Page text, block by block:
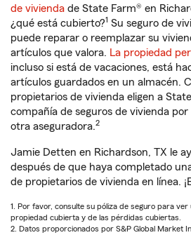
de vivienda de State Farm® en
¿qué está cubierto?1 Su seguro de
puede reparar o reemplazar su
artículos que valora. La propiedad
incluso si está de vacaciones, está
artículos guardados en un almacén.
propietarios de vivienda eligen a
compañía de seguros de vivienda
otra aseguradora.2
Jamie Detten en Richardson, TX le
después de que haya completado
de propietarios de vivienda en línea.
1. Por favor, consulte su póliza de seguro para ver
propiedad cubierta y de las pérdidas cubiertas.
2. Datos proporcionados por S&P Global Market